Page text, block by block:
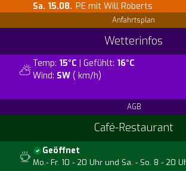
Sa. 15.08. PE mit Will Roberts
Anfahrtsplan
Wetterinfos
Temp: 15°C | Gefühlt: 16°C
Wind: SW ( km/h)
AGB
Café-Restaurant
Geöffnet
Mo.- Fr. 10 - 20 Uhr und Sa. - So. 8 - 20